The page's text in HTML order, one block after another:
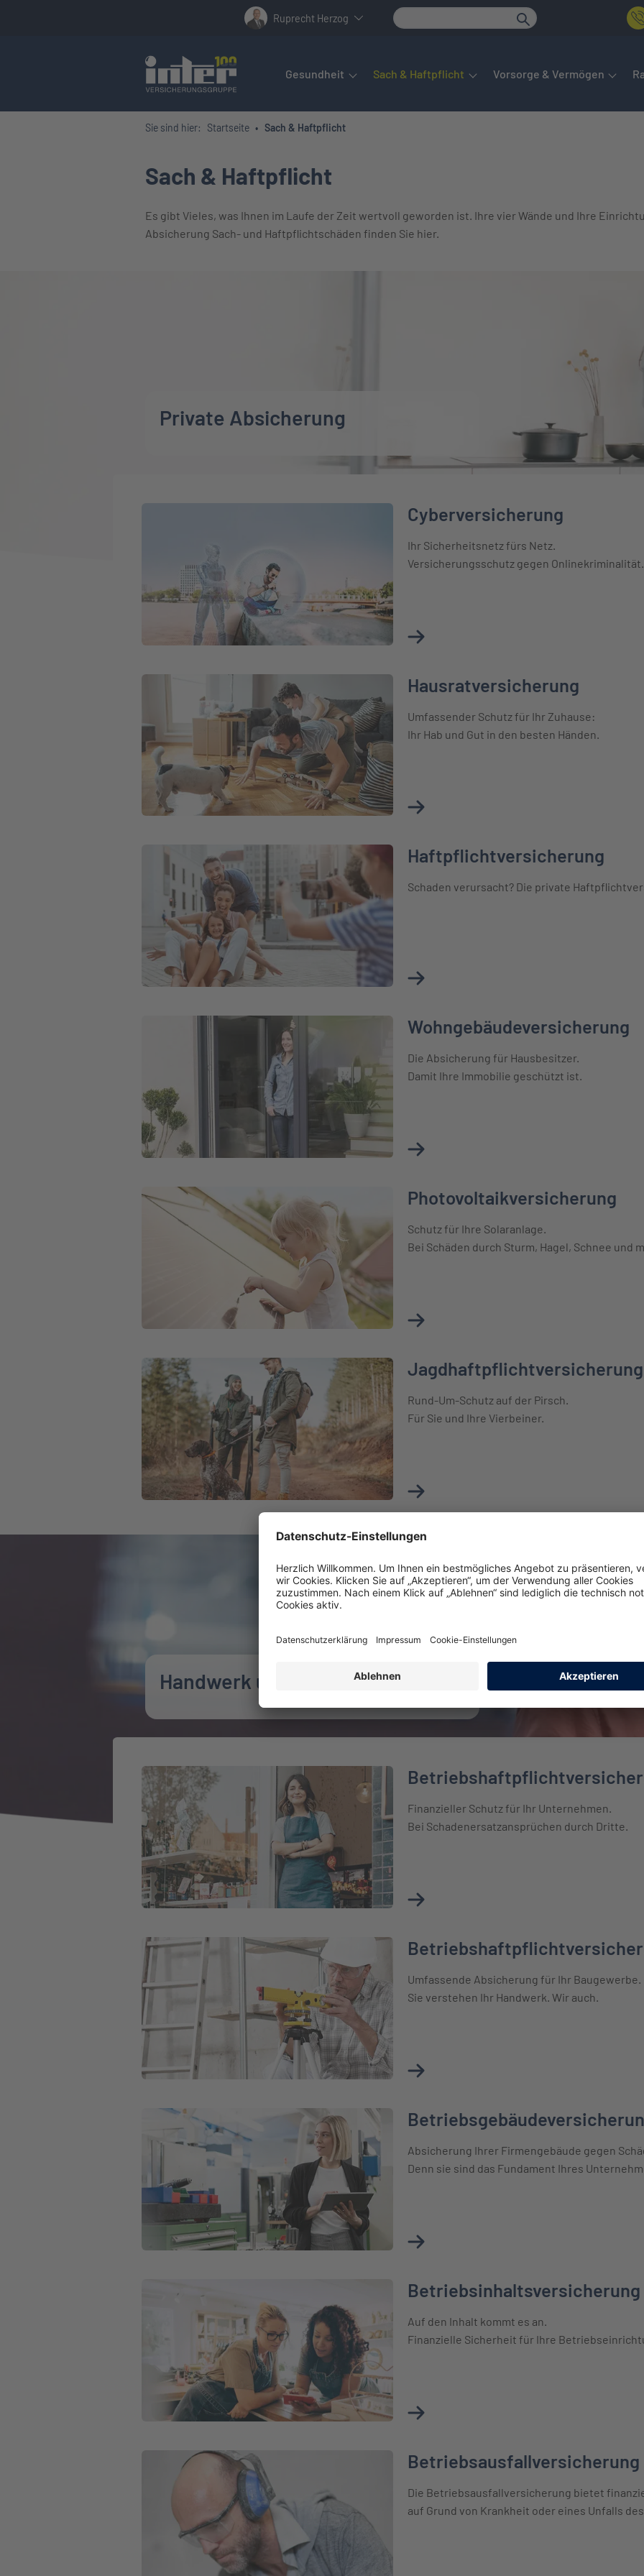
Ruprecht Herzog
Hier befindet sich das Hauptmenü. Dieses lässt sich per Tab steuern.
Gesundheit Sach & Haftpflicht Vorsorge & Vermögen
Sie sind hier: Startseite Sach & Haftpflicht
Sach & Haftpflicht
Es gibt Vieles, was Ihnen im Laufe der Zeit wertvoll geworden ist. Ihre vier Wände und Ihre
Absicherung Sach- und Haftpflichtschäden finden Sie hier.
Private Absicherung
Cyberversicherung
Ihr Sicherheitsnetz fürs Netz.
Versicherungsschutz gegen Onlinekriminalität.
Mehr über Cyberversicherung erfahren
Weiter zu Hausratversicherung Hausratversicherung
Umfassender Schutz für Ihr Zuhause:
Ihr Hab und Gut in den besten Händen.
Mehr über Hausratversicherung erfahren
Weiter zu Haftpflichtversicherung Haftpflichtversicherung
Schaden verursacht? Die private
Mehr über Haftpflichtversicherung erfahren
Weiter zu Wohngebäudeversicherung Wohngebäudeversicherung
Die Absicherung für Hausbesitzer.
Damit Ihre Immobilie geschützt ist.
Mehr über Wohngebäudeversicherung
Weiter zu Photovoltaikversicherung Photovoltaikversicherung
Schutz für Ihre Solaranlage.
Bei Schäden durch Sturm, Hagel, Schnee und
Mehr über Photovoltaikversicherung
Weiter zu Jagdhaftpflichtversicherung Jagdhaftpflichtversicherung
Rund-Um-Schutz auf der Pirsch.
Für Sie und Ihre Vierbeiner.
Mehr über Jagdhaftpflichtversicherung
Handwerk und Betriebe
Weiter zu Betriebshaftpflichtversicherung
Finanzieller Schutz für Ihr Unternehmen.
Bei Schadenersatzansprüchen durch Dritte.
Mehr über Betriebshaftpflichtversicherung
Weiter zu Betriebshaftpflichtversicherung Baugewerbe
Umfassende Absicherung für Ihr Baugewerbe.
Sie verstehen Ihr Handwerk. Wir auch.
Mehr über Betriebshaftpflichtversicherung
Weiter zu Betriebsgebäudeversicherung
Absicherung Ihrer Firmengebäude gegen
Denn sie sind das Fundament Ihres
Mehr über Betriebsgebäudeversicherung
Betriebsinhaltsversicherung
Auf den Inhalt kommt es an.
Finanzielle Sicherheit für Ihre
Mehr über Betriebsinhaltsversicherung
Weiter zu Betriebsausfallversicherung Betriebsausfallversicherung
Die Betriebsausfallversicherung bietet
auf Grund von Krankheit oder eines Unfalls